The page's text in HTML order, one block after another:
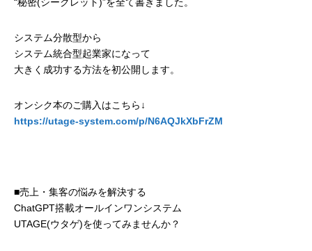
システム分散型から
システム統合型起業家になって
大きく成功する方法を初公開します。
オンシク本のご購入はこちら↓
https://utage-system.com/p/N6AQJkXbFrZM
■売上・集客の悩みを解決する
ChatGPT搭載オールインワンシステム
UTAGE(ウタゲ)を使ってみませんか？